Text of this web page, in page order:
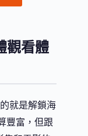
觀看體
就是解鎖海
豐富，但跟